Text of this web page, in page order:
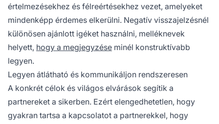
értelmezésekhez és félreértésekhez vezet, amelyeket
mindenképp érdemes elkerülni. Negatív visszajelzésnél
különösen ajánlott igéket használni, melléknevek
helyett, hogy a megjegyzése minél konstruktívabb
legyen.
Legyen átlátható és kommunikáljon rendszeresen
A konkrét célok és világos elvárások segítik a
partnereket a sikerben. Ezért elengedhetetlen, hogy
gyakran tartsa a kapcsolatot a partnerekkel, hogy